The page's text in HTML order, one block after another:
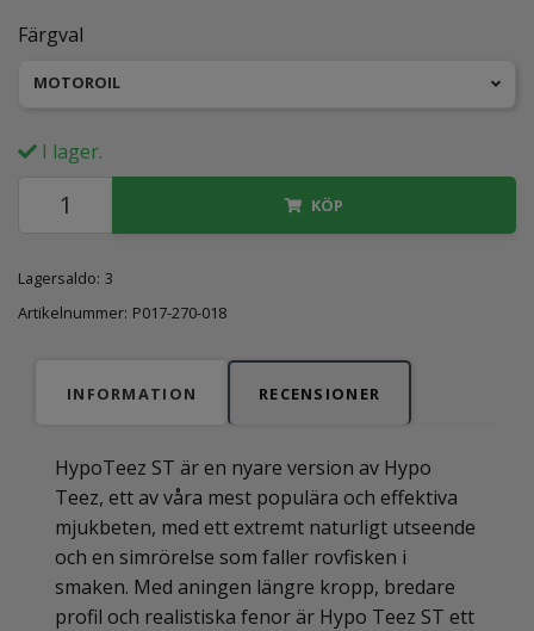
Färgval
MOTOROIL
I lager.
KÖP
Lagersaldo: 3
Artikelnummer: P017-270-018
INFORMATION RECENSIONER
HypoTeez ST är en nyare version av Hypo
Teez, ett av våra mest populära och effektiva
mjukbeten, med ett extremt naturligt utseende
och en simrörelse som faller rovfisken i
smaken. Med aningen längre kropp, bredare
profil och realistiska fenor är Hypo Teez ST ett